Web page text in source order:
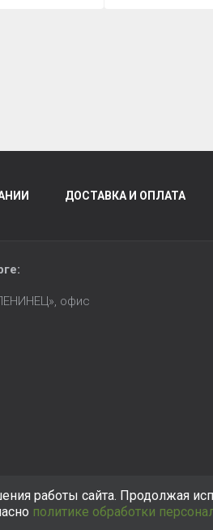
ДОСТАВКА И ОПЛАТА
:
офис
работы сайта. Продолжая
политике обработки